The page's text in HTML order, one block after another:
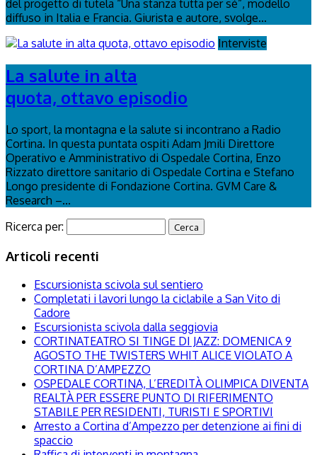
del progetto di tutela “Una stanza tutta per sé”, modello
diffuso in Italia e Francia. Giurista e autore, svolge...
Interviste
La salute in alta
quota, ottavo episodio
Lo sport, la montagna e la salute si incontrano a Radio
Cortina. In questa puntata ospiti Adam Jmili Direttore
Operativo e Amministrativo di Ospedale Cortina, Enzo
Rizzato direttore sanitario di Ospedale Cortina e Stefano
Longo presidente di Fondazione Cortina. GVM Care &
Research –...
Ricerca per:
Articoli recenti
Escursionista scivola sul sentiero
Completati i lavori lungo la ciclabile a San Vito di
Cadore
Escursionista scivola dalla seggiovia
CORTINATEATRO SI TINGE DI JAZZ: DOMENICA 9
AGOSTO THE TWISTERS WHIT ALICE VIOLATO A
CORTINA D’AMPEZZO
OSPEDALE CORTINA, L’EREDITÀ OLIMPICA DIVENTA
REALTÀ PER ESSERE PUNTO DI RIFERIMENTO
STABILE PER RESIDENTI, TURISTI E SPORTIVI
Arresto a Cortina d’Ampezzo per detenzione ai fini di
spaccio